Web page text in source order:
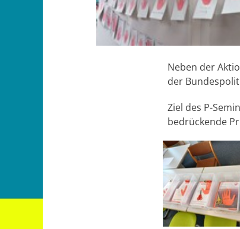
Neben der
der
Ziel des P-
bedrückende